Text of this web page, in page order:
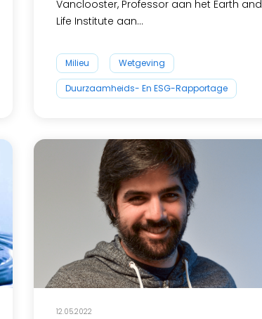
Vanclooster, Professor aan het Earth and
Life Institute aan...
Milieu Wetgeving
Duurzaamheids- En ESG-Rapportage
12.05.2022